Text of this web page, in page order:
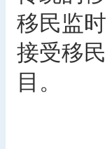
移民监
接受移
目。